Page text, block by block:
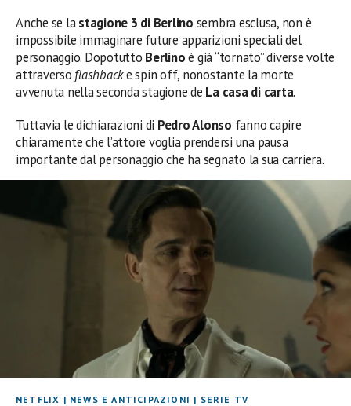
Anche se lastagione 3 di Berlino sembra esclusa, non è
impossibile immaginare future apparizioni speciali del
personaggio. Dopotutto Berlinoè già “tornato” diverse volte
attraverso flashbacke spin off, nonostante la morte
avvenuta nella seconda stagione de La casa di carta.
Tuttavia le dichiarazioni di Pedro Alonso fanno capire
chiaramente che l’attore voglia prendersi una pausa
importante dal personaggio che ha segnato la sua carriera.
NETFLIX | NEWS E ANTICIPAZIONI | SERIE TV